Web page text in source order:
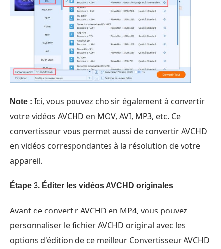
Note : Ici, vous pouvez choisir également à convertir
votre vidéos AVCHD en MOV, AVI, MP3, etc. Ce
convertisseur vous permet aussi de convertir AVCHD
en vidéos correspondantes à la résolution de votre
appareil.
Étape 3. Éditer les vidéos AVCHD originales
Avant de convertir AVCHD en MP4, vous pouvez
personnaliser le fichier AVCHD original avec les
options d'édition de ce meilleur Convertisseur AVCHD